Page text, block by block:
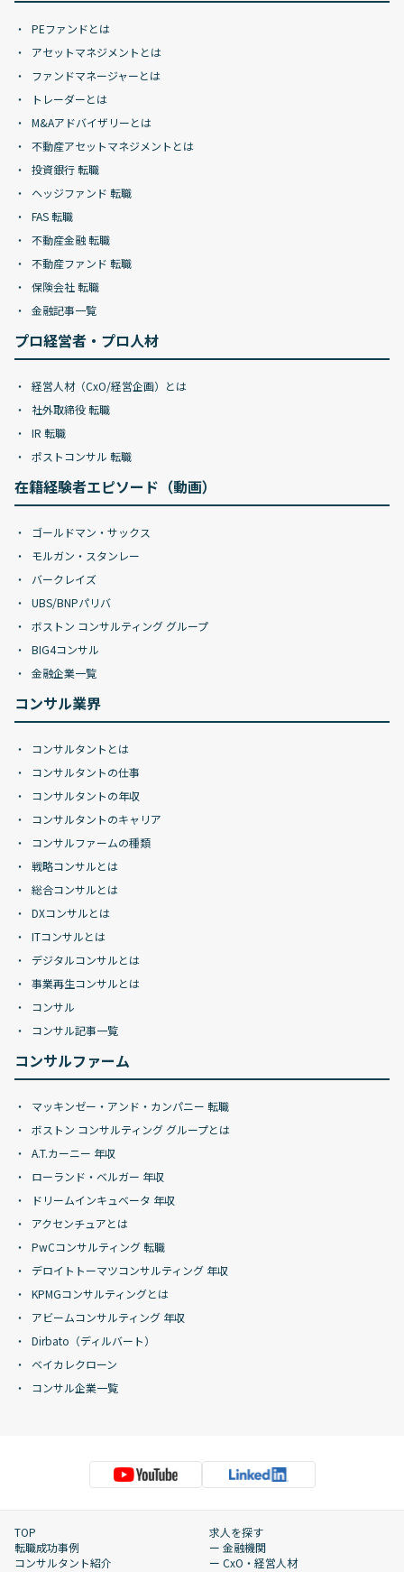
PEファンドとは
アセットマネジメントとは
ファンドマネージャーとは
トレーダーとは
M&Aアドバイザリーとは
不動産アセットマネジメントとは
投資銀行 転職
ヘッジファンド 転職
FAS 転職
不動産金融 転職
不動産ファンド 転職
保険会社 転職
金融記事一覧
プロ経営者・プロ人材
経営人材（CxO/経営企画）とは
社外取締役 転職
IR 転職
ポストコンサル 転職
在籍経験者エピソード（動画）
ゴールドマン・サックス
モルガン・スタンレー
バークレイズ
UBS/BNPパリバ
ボストン コンサルティング グループ
BIG4コンサル
金融企業一覧
コンサル業界
コンサルタントとは
コンサルタントの仕事
コンサルタントの年収
コンサルタントのキャリア
コンサルファームの種類
戦略コンサルとは
総合コンサルとは
DXコンサルとは
ITコンサルとは
デジタルコンサルとは
事業再生コンサルとは
コンサル
コンサル記事一覧
コンサルファーム
マッキンゼー・アンド・カンパニー 転職
ボストン コンサルティング グループとは
A.T.カーニー 年収
ローランド・ベルガー 年収
ドリームインキュベータ 年収
アクセンチュアとは
PwCコンサルティング 転職
デロイトトーマツコンサルティング 年収
KPMGコンサルティングとは
アビームコンサルティング 年収
Dirbato（ディルバート）
ベイカレクローン
コンサル企業一覧
TOP
転職成功事例
コンサルタント紹介
求人を探す
ー 金融機関
ー CxO・経営人材